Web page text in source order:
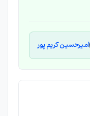
امیرحسین کریم پور